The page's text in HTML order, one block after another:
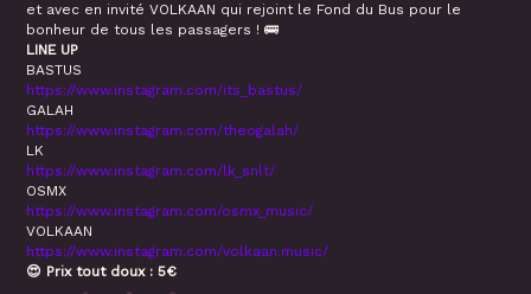
et avec en invité VOLKAAN qui rejoint le Fond du Bus pour le
bonheur de tous les passagers ! 🚌
LINE UP
BASTUS
https://www.instagram.com/its_bastus/
GALAH
https://www.instagram.com/theogalah/
LK
https://www.instagram.com/lk_snlt/
OSMX
https://www.instagram.com/osmx_music/
VOLKAAN
https://www.instagram.com/volkaan.music/
😍 Prix tout doux : 5€